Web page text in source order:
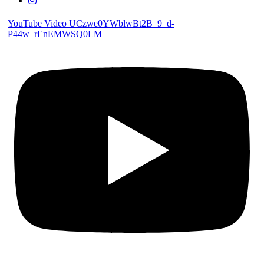
YouTube Video UCzwe0YWblwBt2B_9_d-
P44w_rEnEMWSQ0LM